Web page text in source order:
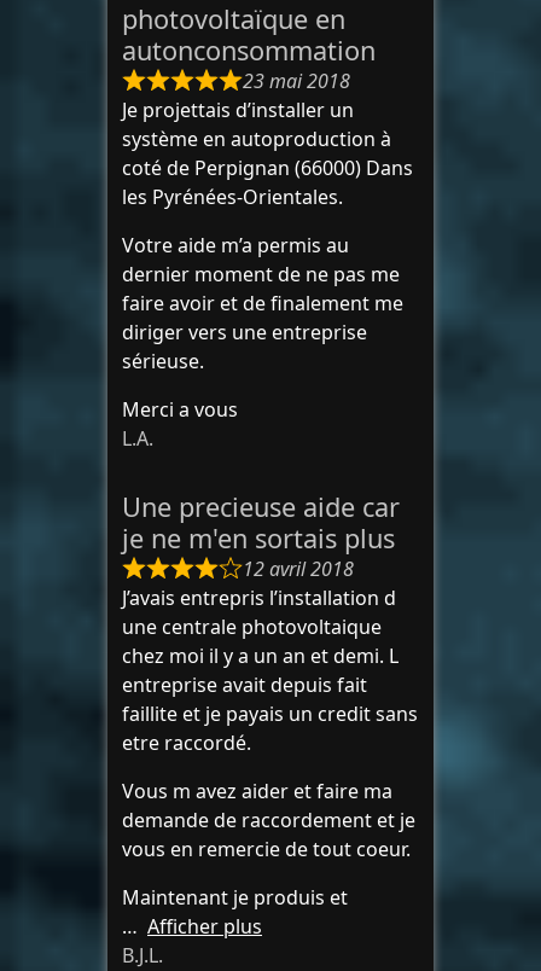
photovoltaïque en
autonconsommation
23 mai 2018
Je projettais d’installer un
système en autoproduction à
coté de Perpignan (66000) Dans
les Pyrénées-Orientales.
Votre aide m’a permis au
dernier moment de ne pas me
faire avoir et de finalement me
diriger vers une entreprise
sérieuse.
Merci a vous
L.A.
Une precieuse aide car
je ne m'en sortais plus
12 avril 2018
J’avais entrepris l’installation d
une centrale photovoltaique
chez moi il y a un an et demi. L
entreprise avait depuis fait
faillite et je payais un credit sans
etre raccordé.
Vous m avez aider et faire ma
demande de raccordement et je
vous en remercie de tout coeur.
Maintenant je produis et
Afficher plus
B.J.L.